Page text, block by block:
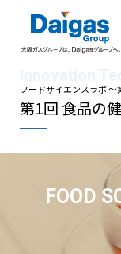
EN / JP
Daigasグルー
Daigas STUDIO
フードサイエンスラボ ～
第1回 食品の
FOOD